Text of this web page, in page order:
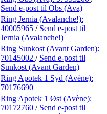
Send e-post til Obs (Ava)
Ring Jernia (Avalanche!):
40005965 / Send e-post til
Jernia (Avalanche!)
Ring Sunkost (Avant Garden):
70145002 / Send e-post til
Sunkost (Avant Garden)
Ring Apotek 1 Syd (Avène):
70176690
Ring Apotek 1 Øst (Avène):
70172760 / Send e-post til